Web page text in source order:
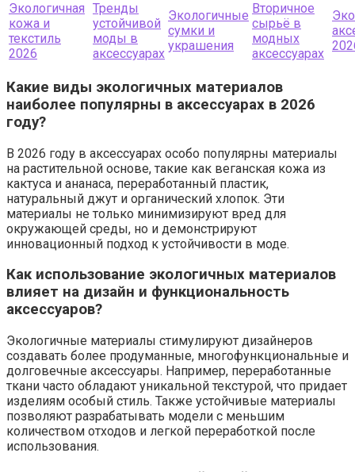
Экологичная
кожа и
текстиль
2026
Тренды
устойчивой
моды в
аксессуарах
Экологичные
сумки и
украшения
Вторичное
сырьё в
модных
аксессуарах
Какие виды экологичных материалов
наиболее популярны в аксессуарах в 2026
году?
В 2026 году в аксессуарах особо популярны материалы
на растительной основе, такие как веганская кожа из
кактуса и ананаса, переработанный пластик,
натуральный джут и органический хлопок. Эти
материалы не только минимизируют вред для
окружающей среды, но и демонстрируют
инновационный подход к устойчивости в моде.
Как использование экологичных материалов
влияет на дизайн и функциональность
аксессуаров?
Экологичные материалы стимулируют дизайнеров
создавать более продуманные, многофункциональные и
долговечные аксессуары. Например, переработанные
ткани часто обладают уникальной текстурой, что придает
изделиям особый стиль. Также устойчивые материалы
позволяют разрабатывать модели с меньшим
количеством отходов и легкой переработкой после
использования.